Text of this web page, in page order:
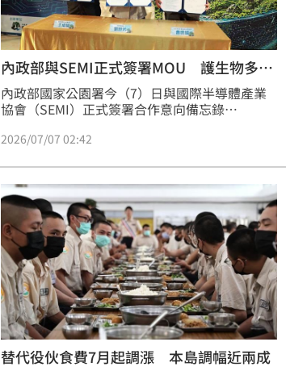
內政部與SEMI正式簽署MOU 護生物多樣
性
內政部國家公園署今（7）日與國際半導體產業
協會（SEMI）正式簽署合作意向備忘錄
科技業ESG與國家保育行動深度結合的重要一
台灣在自然保育與永續治理上的成果，提升台灣
的國際能見度與影響力。
2026/07/07 02:42
替代役伙食費7月起調漲 本島調幅近兩成